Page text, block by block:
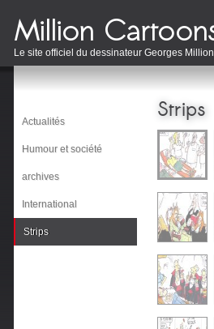
Le site officiel du dessinateur Georges Million
Actualités
Humour et société
archives
International
Strips
Strips